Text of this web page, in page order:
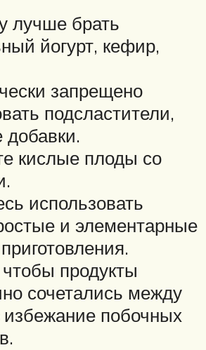
лучше брать
йогурт, кефир,
запрещено
подсластители,
кислые плоды со
использовать
и элементарные
продукты
сочетались между
избежание побочных